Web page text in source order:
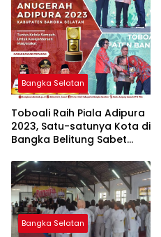
Bangka Selatan
Toboali Raih Piala Adipura
2023, Satu-satunya Kota di
Bangka Belitung Sabet
Bangka Selatan